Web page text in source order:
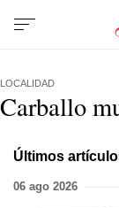
LOCALIDAD
Carballo
Últimos
06 ago 2026